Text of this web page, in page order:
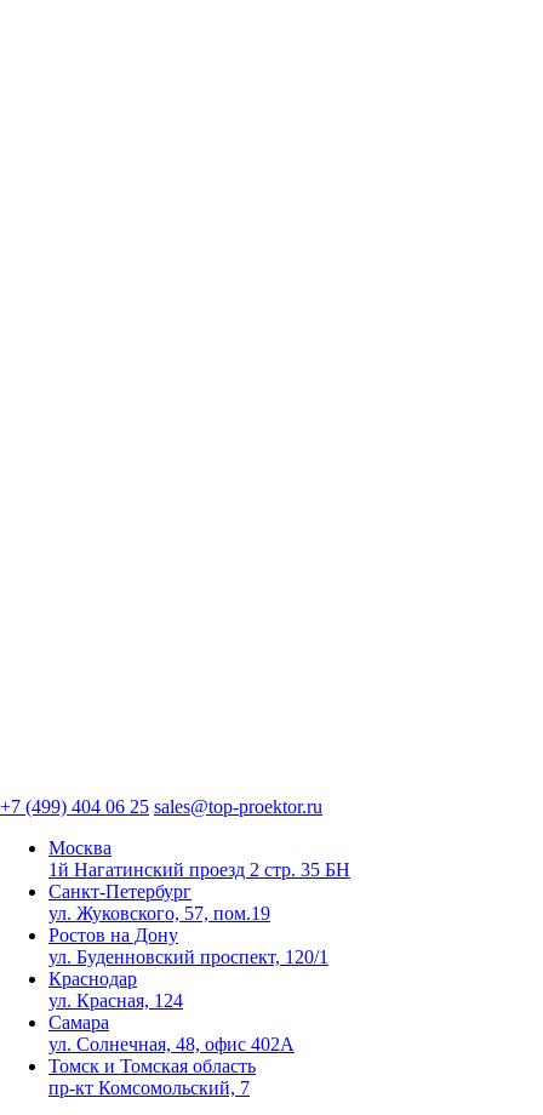
+7 (499) 404 06 25 sales@top-proektor.ru
Москва
1й Нагатинский проезд 2 стр. 35 БН
Санкт-Петербург
ул. Жуковского, 57, пом.19
Ростов на Дону
ул. Буденновский проспект, 120/1
Краснодар
ул. Красная, 124
Самара
ул. Солнечная, 48, офис 402А
Томск и Томская область
пр-кт Комсомольский, 7